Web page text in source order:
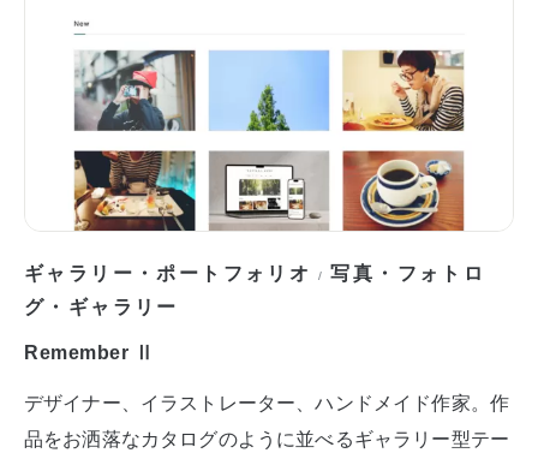
ギャラリー・ポートフォリオ /写真・フォトロ
グ・ギャラリー
Remember Ⅱ
デザイナー、イラストレーター、ハンドメイド作家。作
品をお洒落なカタログのように並べるギャラリー型テー